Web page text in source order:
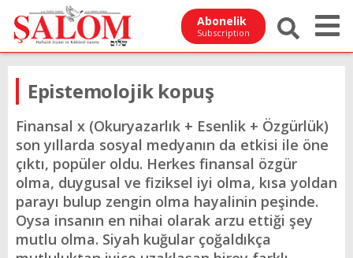
Abonelik
Subscription
Epistemolojik kopuş
Finansal x (Okuryazarlık + Esenlik + Özgürlük)
son yıllarda sosyal medyanın da etkisi ile öne
çıktı, popüler oldu. Herkes finansal özgür
olma, duygusal ve fiziksel iyi olma, kısa yoldan
parayı bulup zengin olma hayalinin peşinde.
Oysa insanın en nihai olarak arzu ettiği şey
mutlu olma. Siyah kuğular çoğaldıkça